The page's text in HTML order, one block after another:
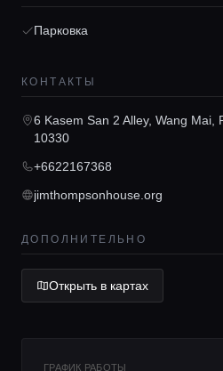
Главная
Локации
Гиды
Lifestyle
Парковка
КОНТАКТЫ
6 Kasem San 2 Alley, Wang Mai,
10330
+6622167368
jimthompsonhouse.org
ДОПОЛНИТЕЛЬНО
Открыть в картах
ГРАФИК РАБОТЫ